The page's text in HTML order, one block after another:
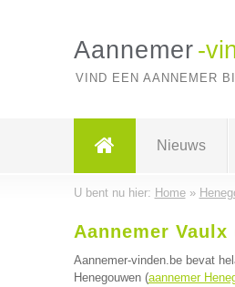
Aannemer -
VIND EEN AANNEMER
Nieuws
U bent nu hier: Home»
Aannemer Vaulx
Aannemer-vinden.be bevat
Henegouwen (aannemer